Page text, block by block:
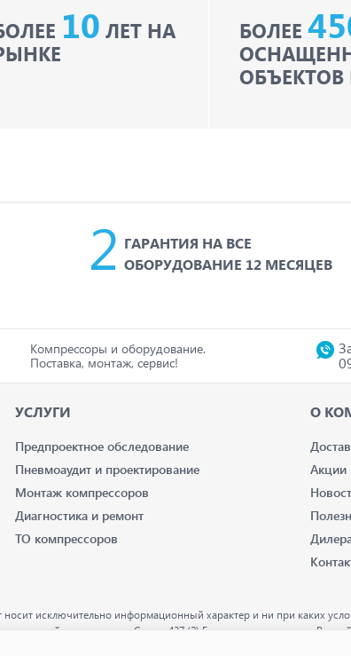
10 ЛЕТ НА
БОЛЕЕ
ОБЪЕКТОВ
ГАРАНТИЯ НА ВСЕ
ОБОРУДОВАНИЕ 12 МЕСЯЦЕВ
Компрессоры и оборудование.
Поставка, монтаж, сервис!
УСЛУГИ
Предпроектное обследование
Пневмоаудит и проектирование
Монтаж компрессоров
Диагностика и ремонт
ТО компрессоров
О
Акции
исключительно информационный характер и ни при каких
положениями Статьи 437 (2) Гражданского кодекса